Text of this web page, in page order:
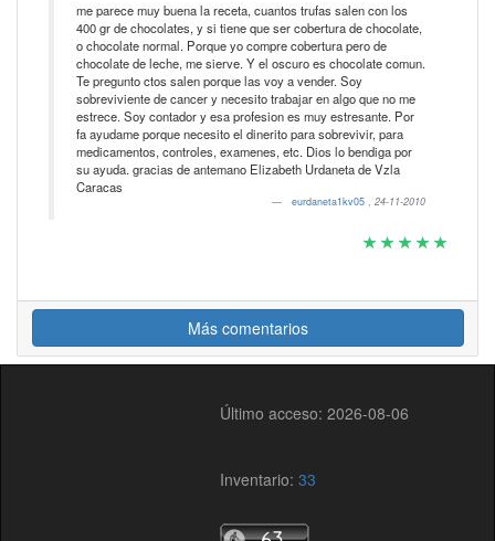
me parece muy buena la receta, cuantos trufas salen con los
400 gr de chocolates, y si tiene que ser cobertura de chocolate,
o chocolate normal. Porque yo compre cobertura pero de
chocolate de leche, me sierve. Y el oscuro es chocolate comun.
Te pregunto ctos salen porque las voy a vender. Soy
sobreviviente de cancer y necesito trabajar en algo que no me
estrece. Soy contador y esa profesion es muy estresante. Por
fa ayudame porque necesito el dinerito para sobrevivir, para
medicamentos, controles, examenes, etc. Dios lo bendiga por
su ayuda. gracias de antemano Elizabeth Urdaneta de Vzla
Caracas
eurdaneta1kv05 , 24-11-2010
Más comentarios
Último acceso: 2026-08-06
Inventario:33